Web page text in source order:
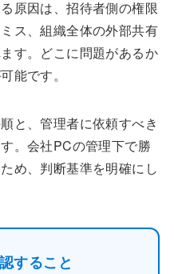
原因は、招待者側の権限
ス、組織全体の外部共有
す。どこに問題があるか
能です。
と、管理者に依頼すべき
。会社PCの管理下で勝
め、判断基準を明確にし
すること